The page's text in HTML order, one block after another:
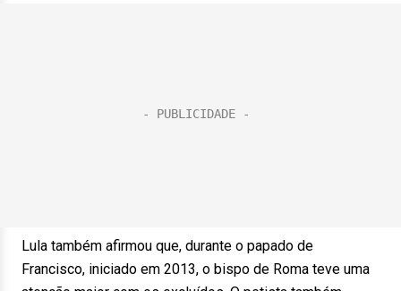
Lula também afirmou que, durante o papado de
Francisco, iniciado em 2013, o bispo de Roma teve uma